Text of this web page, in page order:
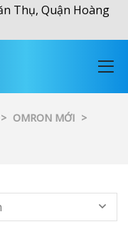
Thụ, Quận Hoàng
> OMRON MỚI >